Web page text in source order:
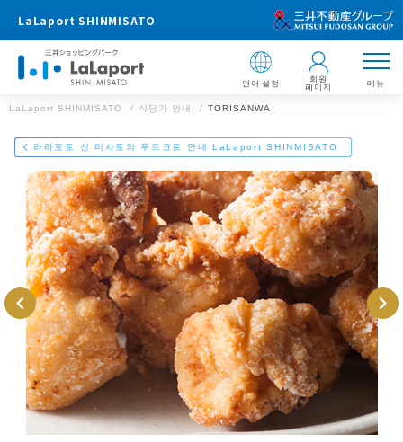
LaLaport SHINMISATO
언어 설정 회원
페이지 메뉴
LaLaport SHINMISATO
주소 ：
〒341-8550 사이타마현 미사토시 신 LaLa City 3-1-1
【음식점 영업 시간】
레스토랑:11:00~22:00
카페：10:00～21:00
푸드 코트:11:00~21:00
※일부 영업 시간 다른 점포가 있습니다.
※라스트 오더는 점포에 따라 다릅니다.
LaLaport SHINMISATO 웹 사이트
점포 정보
TORISANWA
LaLaport SHINMISATO
사이타마현 미사토시 신 LaLa City 3-1-1
https://mitsui-shopping-park.com/gourmet/lalaport/shinmisato/g
0023000000028701/
이메일로 보내기 Facebook에서 공유 LINE으로 보내기
LaLaport SHINMISATO 식당가 안내 TORISANWA
라라포토 신 미사토의 푸드코트 안내 LaLaport SHINMISATO